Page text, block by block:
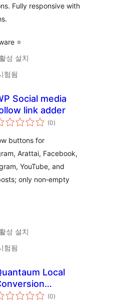
Fully responsive with
⭐
성 설치
험됨
Social media
link adder
(0전
체)
buttons for
Arattai, Facebook,
YouTube, and
only non‑empty
성 설치
험됨
Local
(0전
체)